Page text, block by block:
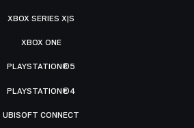
XBOX SERIES X|S
XBOX ONE
PLAYSTATION®5
PLAYSTATION®4
UBISOFT CONNECT